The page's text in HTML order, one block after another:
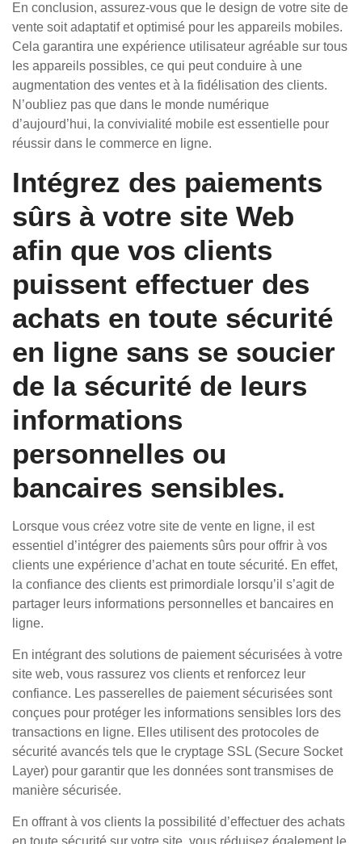
En conclusion, assurez-vous que le design de votre site de
vente soit adaptatif et optimisé pour les appareils mobiles.
Cela garantira une expérience utilisateur agréable sur tous
les appareils possibles, ce qui peut conduire à une
augmentation des ventes et à la fidélisation des clients.
N’oubliez pas que dans le monde numérique
d’aujourd’hui, la convivialité mobile est essentielle pour
réussir dans le commerce en ligne.
Intégrez des paiements
sûrs à votre site Web
afin que vos clients
puissent effectuer des
achats en toute sécurité
en ligne sans se soucier
de la sécurité de leurs
informations
personnelles ou
bancaires sensibles.
Lorsque vous créez votre site de vente en ligne, il est
essentiel d’intégrer des paiements sûrs pour offrir à vos
clients une expérience d’achat en toute sécurité. En effet,
la confiance des clients est primordiale lorsqu’il s’agit de
partager leurs informations personnelles et bancaires en
ligne.
En intégrant des solutions de paiement sécurisées à votre
site web, vous rassurez vos clients et renforcez leur
confiance. Les passerelles de paiement sécurisées sont
conçues pour protéger les informations sensibles lors des
transactions en ligne. Elles utilisent des protocoles de
sécurité avancés tels que le cryptage SSL (Secure Socket
Layer) pour garantir que les données sont transmises de
manière sécurisée.
En offrant à vos clients la possibilité d’effectuer des achats
en toute sécurité sur votre site, vous réduisez également le